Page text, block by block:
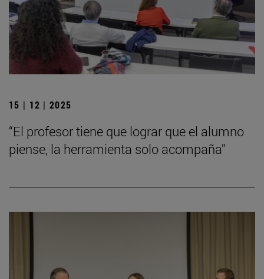
15 | 12 | 2025
“El profesor tiene que lograr que el alumno
piense, la herramienta solo acompaña"